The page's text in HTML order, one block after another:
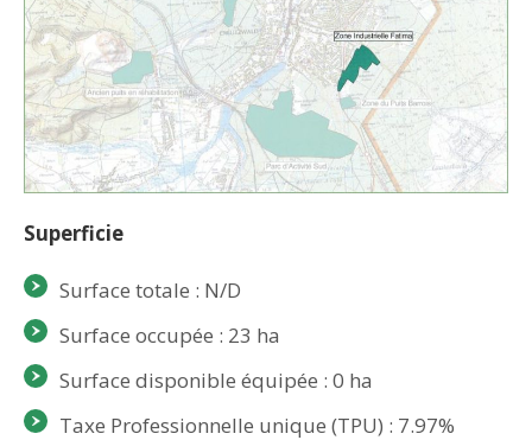
Superficie
Surface totale : N/D
Surface occupée : 23 ha
Surface disponible équipée : 0 ha
Taxe Professionnelle unique (TPU) : 7.97%